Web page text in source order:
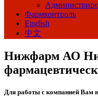
Фармконтроль
English
中文
Нижфарм АО
Для работы с компанией Вам